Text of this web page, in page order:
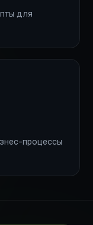
для
процессы